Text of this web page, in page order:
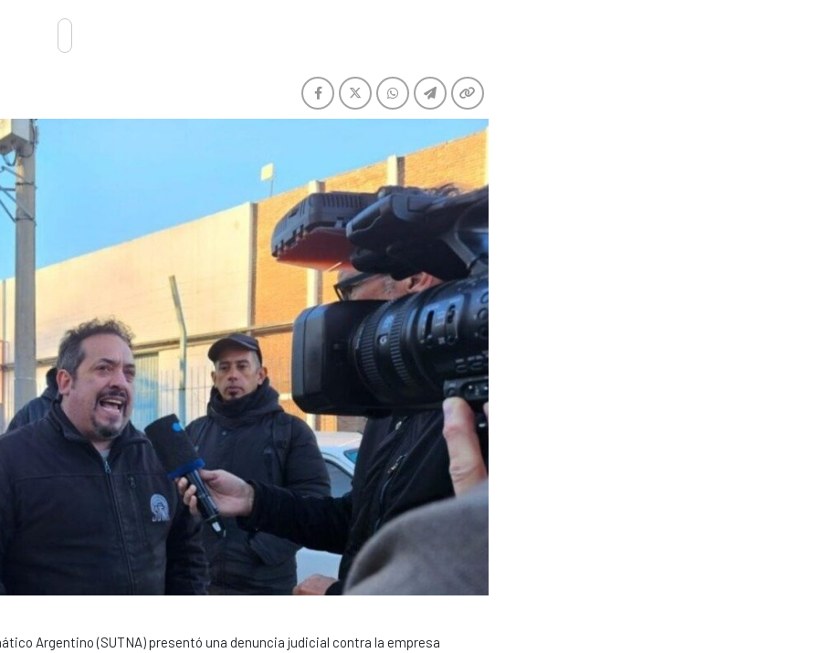
Argentino (SUTNA) presentó una denuncia judicial contra la empresa